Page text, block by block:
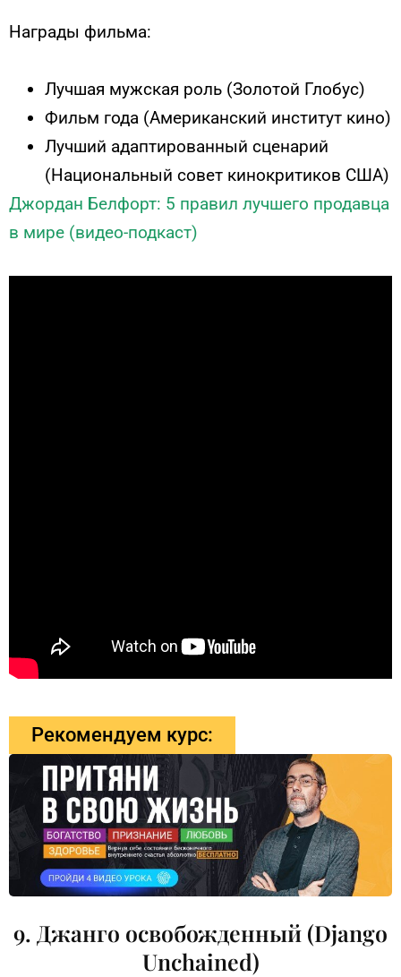
Награды фильма:
Лучшая мужская роль (Золотой Глобус)
Фильм года (Американский институт кино)
Лучший адаптированный сценарий
(Национальный совет кинокритиков США)
Джордан Белфорт: 5 правил лучшего продавца
в мире (видео-подкаст)
Рекомендуем курс:
9. Джанго освобожденный (Django
Unchained)